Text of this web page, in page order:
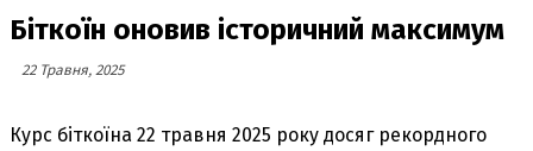
Біткоїн оновив історичний максимум
22 Травня, 2025
Курс біткоїна 22 травня 2025 року досяг рекордного